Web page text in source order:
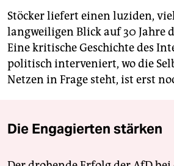
Stöcker liefert einen luziden,
langweiligen Blick auf 30 Jahre
Eine kritische Geschichte des
politisch interveniert, wo die
Netzen in Frage steht, ist erst
Die Engagierten stärken